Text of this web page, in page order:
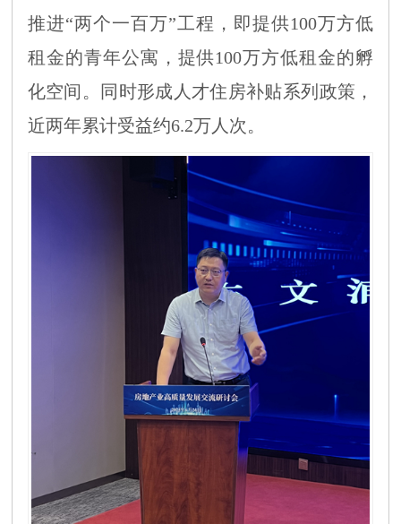
推进“两个一百万”工程，即提供100万方低
租金的青年公寓， 提供100万方低租金的孵
化空间 。同时形成人才住房补贴系列 政策，
近两年累计受益约6.2万人次。